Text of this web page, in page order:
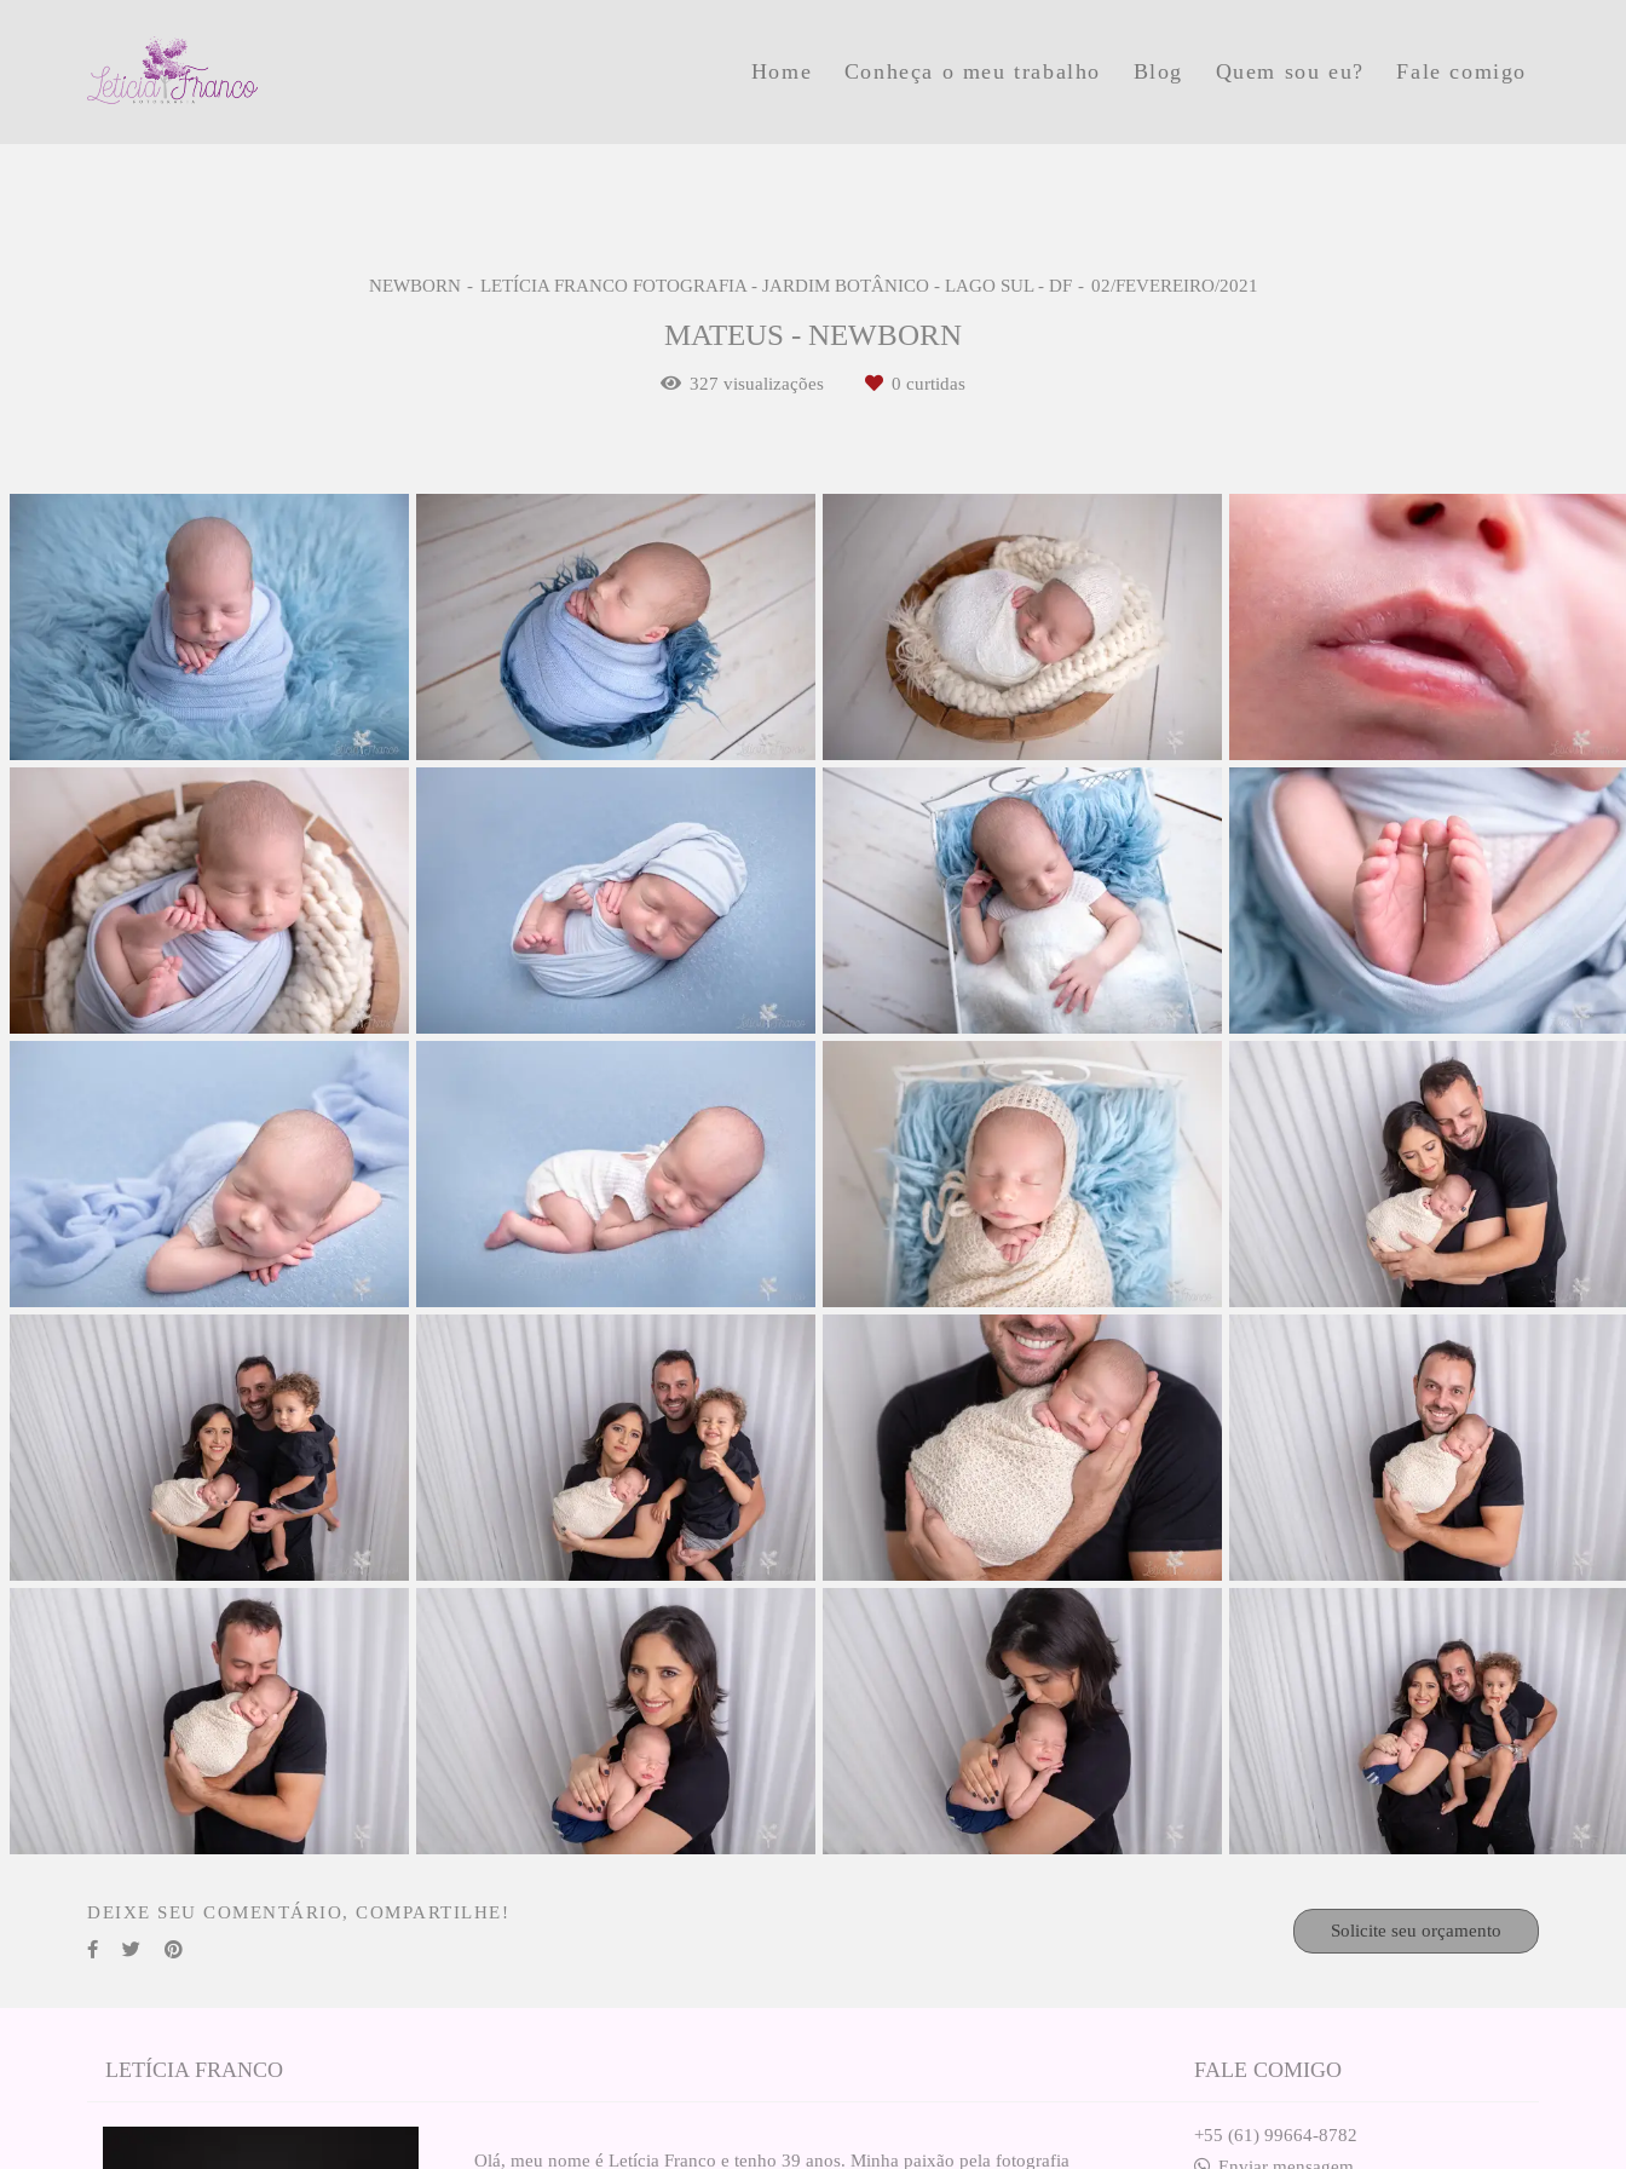
Home Conheça o meu trabalho Blog Quem sou eu? Fale comigo
NEWBORN LETÍCIA FRANCO FOTOGRAFIA - JARDIM BOTÂNICO - LAGO SUL - DF 02/FEVEREIRO/2021
MATEUS - NEWBORN
327 visualizações 0 curtidas
DEIXE SEU COMENTÁRIO, COMPARTILHE!
Solicite seu orçamento
LETÍCIA FRANCO
Olá, meu nome é Letícia Franco e tenho 39 anos. Minha paixão pela fotografia
FALE COMIGO
+55 (61) 99664-8782